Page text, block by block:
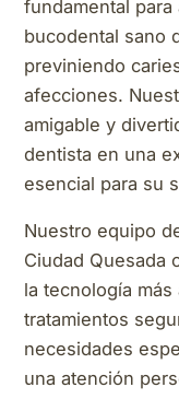
fundamental
bucodental sano
previniendo
afecciones.
amigable y
dentista en una
esencial para su
Nuestro equipo
Ciudad Quesada
la tecnología más
tratamientos
necesidades
una atención